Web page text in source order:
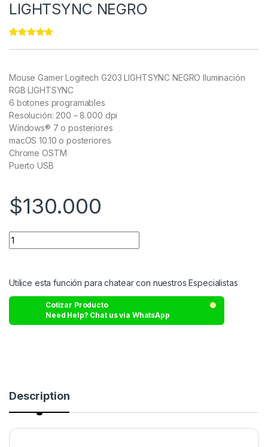
LIGHTSYNC NEGRO
ratings
Mouse Gamer Logitech G203 LIGHTSYNC NEGROIluminación
RGB LIGHTSYNC
6 botones programables
Resolución: 200 – 8.000 dpi
Windows® 7 o posteriores
macOS 10.10 o posteriores
Chrome OSTM
Puerto USB
$130.000
Utilice esta función para chatear con nuestros Especialistas
Cotizar Producto
Need Help? Chat us via WhatsApp
Description